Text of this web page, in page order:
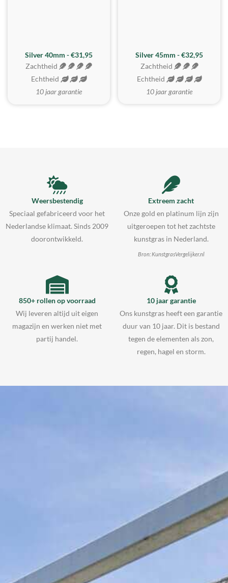
Silver 40mm - €31,95
Zachtheid
Echtheid
10 jaar garantie
MEEST GEKOZEN
Silver 45mm - €32,95
Zachtheid
Echtheid
10 jaar garantie
Weersbestendig
Speciaal gefabriceerd voor het
Nederlandse klimaat. Sinds 2009
doorontwikkeld.
Extreem zacht
Onze gold en platinum lijn zijn
uitgeroepen tot het zachtste
kunstgras in Nederland.
Bron: KunstgrasVergelijker.nl
850+ rollen op voorraad
Wij leveren altijd uit eigen
magazijn en werken niet met
partij handel.
10 jaar garantie
Ons kunstgras heeft een garantie
duur van 10 jaar. Dit is bestand
tegen de elementen als zon,
regen, hagel en storm.